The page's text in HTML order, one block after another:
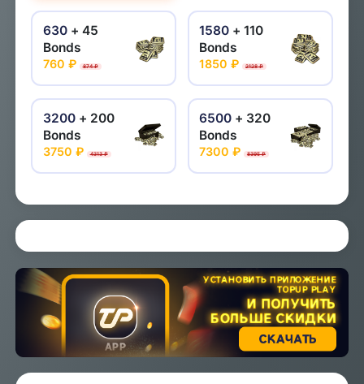
630 + 45
Bonds
760 ₽ 874 ₽
1580 + 110
Bonds
1850 ₽ 2128 ₽
3200 + 200
Bonds
3750 ₽ 4313 ₽
6500 + 320
Bonds
7300 ₽ 8395 ₽